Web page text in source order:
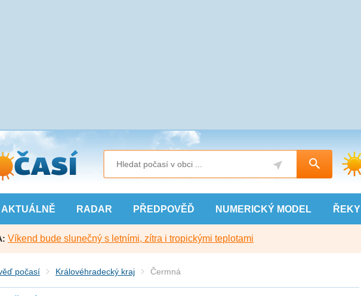
AKTUÁLNĚ RADAR PŘEDPOVĚĎ NUMERICKÝ MODEL ŘEKY
Víkend bude slunečný s letními, zítra i tropickými teplotami
počasí Královéhradecký kraj Čermná